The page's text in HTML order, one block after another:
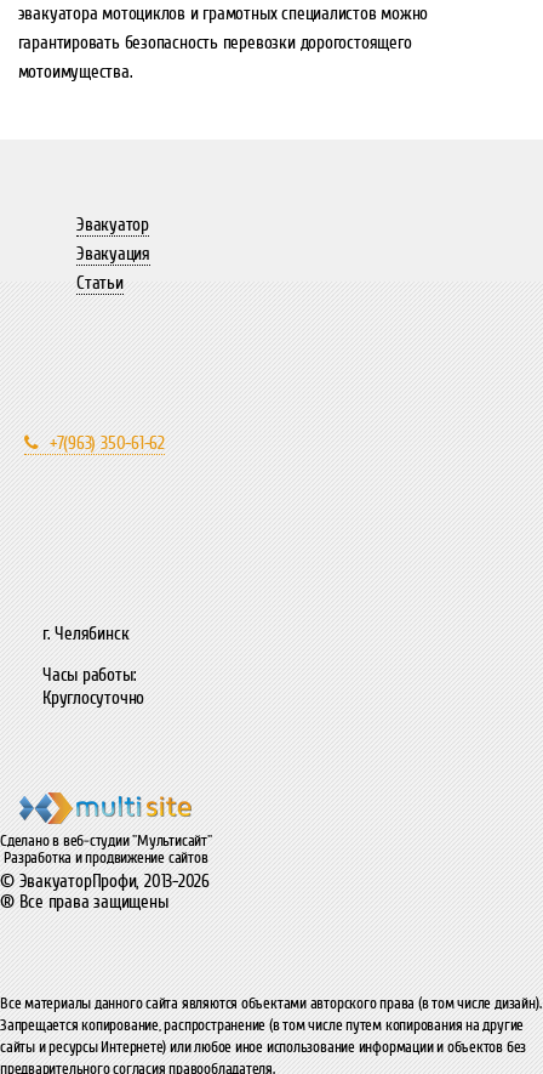
эвакуатора мотоциклов и грамотных специалистов можно
гарантировать безопасность перевозки дорогостоящего
мотоимущества.
Эвакуатор
Эвакуация
Статьи
+7(963) 350-61-62
г. Челябинск
Часы работы:
Круглосуточно
Сделано в веб-студии "Мультисайт"
Разработка и продвижение сайтов
© ЭвакуаторПрофи, 2013-2026
® Все права защищены
Все материалы данного сайта являются объектами авторского права (в том числе дизайн).
Запрещается копирование, распространение (в том числе путем копирования на другие
сайты и ресурсы Интернете) или любое иное использование информации и объектов без
предварительного согласия правообладателя.